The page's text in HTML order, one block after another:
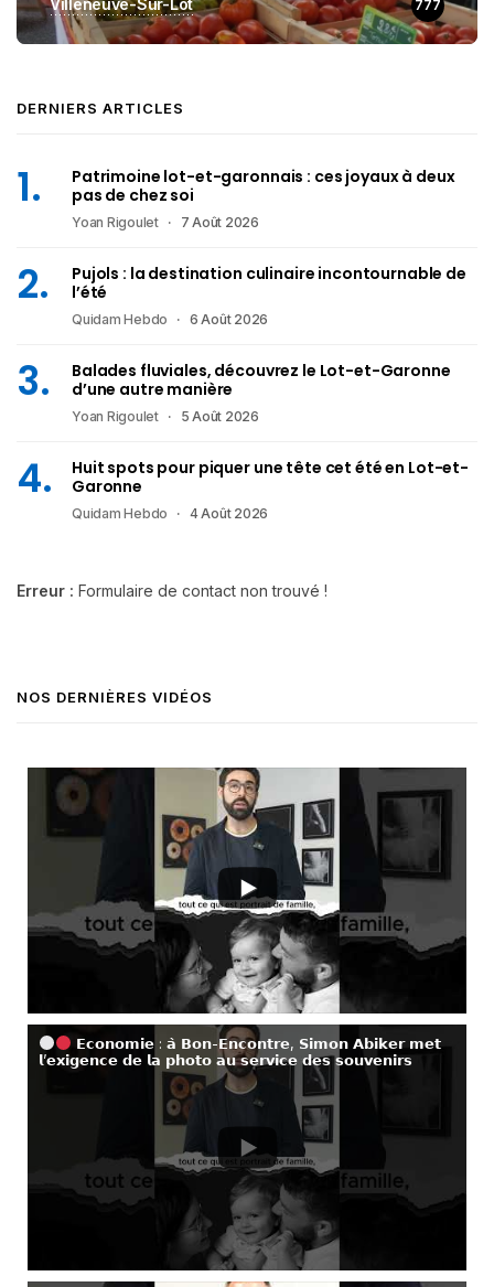
777
DERNIERS ARTICLES
Patrimoine lot-et-garonnais : ces joyaux à deux
pas de chez soi
Yoan Rigoulet 7 Août 2026
Pujols : la destination culinaire incontournable de
l’été
Quidam Hebdo 6 Août 2026
Balades fluviales, découvrez le Lot-et-Garonne
d’une autre manière
Yoan Rigoulet 5 Août 2026
Huit spots pour piquer une tête cet été en Lot-et-
Garonne
Quidam Hebdo 4 Août 2026
Erreur : Formulaire de contact non trouvé !
NOS DERNIÈRES VIDÉOS
𝗘𝗰𝗼𝗻𝗼𝗺𝗶𝗲 : 𝗮̀ 𝗕𝗼𝗻-𝗘𝗻𝗰𝗼𝗻𝘁𝗿𝗲, 𝗦𝗶𝗺𝗼𝗻 𝗔𝗯𝗶𝗸𝗲𝗿 𝗺𝗲𝘁
𝗹’𝗲𝘅𝗶𝗴𝗲𝗻𝗰𝗲 𝗱𝗲 𝗹𝗮 𝗽𝗵𝗼𝘁𝗼 𝗮𝘂 𝘀𝗲𝗿𝘃𝗶𝗰𝗲 𝗱𝗲𝘀 𝘀𝗼𝘂𝘃𝗲𝗻𝗶𝗿𝘀